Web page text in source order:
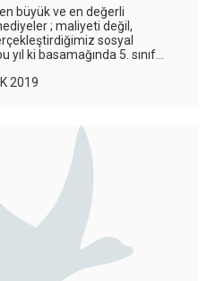
büyük ve en değerli
; maliyeti değil,
sosyal
ki basamağında 5. sınıf
kardeşlerine, 6.sınıf
2019